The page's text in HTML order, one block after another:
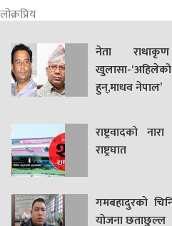
लोक्रप्रिय
नेता
खुलासा-
हुन्,माधव नेपाल’
राष्ट्रवादको
राष्ट्रघात
गमबहादुरकाे
याेजना छताछुल्ल